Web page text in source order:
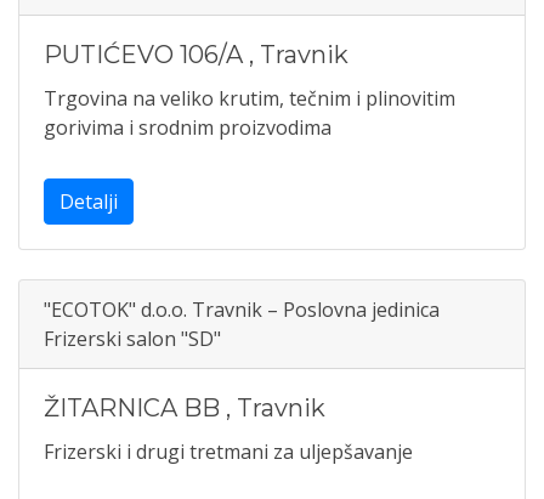
PUTIĆEVO 106/A , Travnik
Trgovina na veliko krutim, tečnim i plinovitim
gorivima i srodnim proizvodima
Detalji
"ECOTOK" d.o.o. Travnik – Poslovna jedinica
Frizerski salon "SD"
ŽITARNICA BB , Travnik
Frizerski i drugi tretmani za uljepšavanje